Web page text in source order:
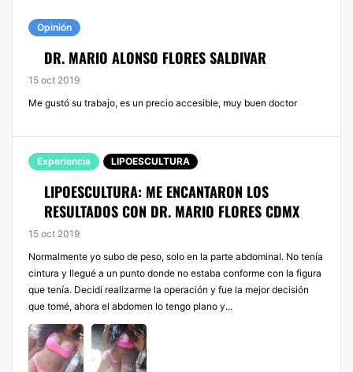
Opinión
DR. MARIO ALONSO FLORES SALDIVAR
15 oct 2019
Me gustó su trabajo, es un precio accesible, muy buen doctor
Experiencia LIPOESCULTURA
LIPOESCULTURA: ME ENCANTARON LOS
RESULTADOS CON DR. MARIO FLORES CDMX
15 oct 2019
Normalmente yo subo de peso, solo en la parte abdominal. No tenía
cintura y llegué a un punto donde no estaba conforme con la figura
que tenía. Decidí realizarme la operación y fue la mejor decisión
que tomé, ahora el abdomen lo tengo plano y...